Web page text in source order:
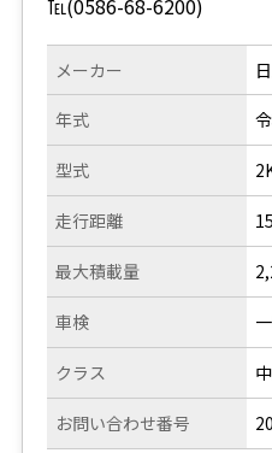
℡(0586-68-6200)
メーカー
年式
型式
走行距離
最大積載量
車検
クラス
お問い合わせ番号